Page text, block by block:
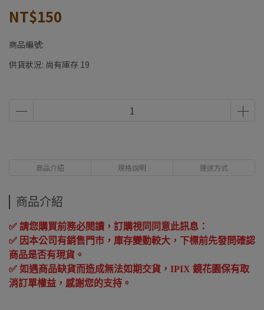
NT$150
商品編號:
供貨狀況: 尚有庫存 19
商品介紹 規格說明 運送方式
商品介紹
✅ 請您購買前務必閱讀，訂購視同同意此訊息：
✅ 因本公司有銷售門市，庫存變動較大，下標前先發問確認
商品是否有現貨。
✅ 如遇商品缺貨而造成無法如期交貨， IPIX 鏡花園保有取
消訂單權益，感謝您的支持。